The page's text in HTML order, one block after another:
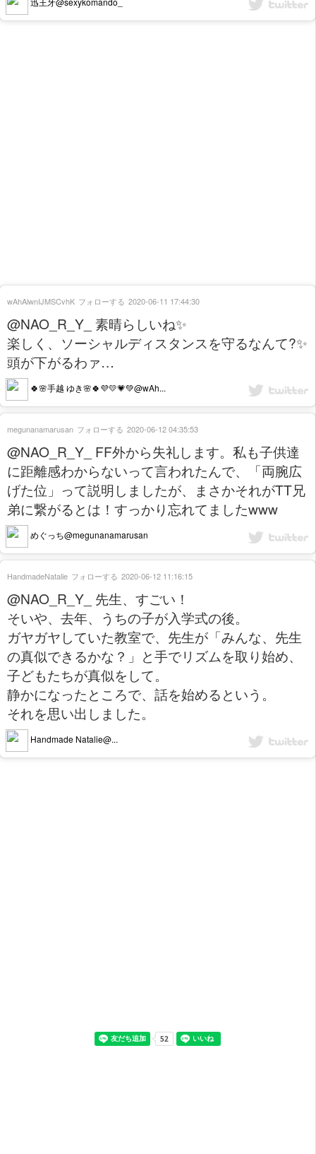
@NAO_R_Y_ 素晴らしいね✨
楽しく、ソーシャルディスタンスを守るなんて?✨
頭が下がるわァ…
🍀🌸手越 ゆき🌸🍀💜💛💗💚@wAh...
wAhAlwnIJMSCvhK フォローする 2020-06-11 17:44:30
@NAO_R_Y_ FF外から失礼します。私も子供達
に距離感わからないって言われたんで、「両腕広
げた位」って説明しましたが、まさかそれがTT兄
弟に繋がるとは！すっかり忘れてましたwww
めぐっち@megunanamarusan
megunanamarusan フォローする 2020-06-12 04:35:53
@NAO_R_Y_ 先生、すごい！
そいや、去年、うちの子が入学式の後。
ガヤガヤしていた教室で、先生が「みんな、先生
の真似できるかな？」と手でリズムを取り始め、
子どもたちが真似をして。
静かになったところで、話を始めるという。
それを思い出しました。
Handmade Natalie@...
HandmadeNatalie フォローする 2020-06-12 11:16:15